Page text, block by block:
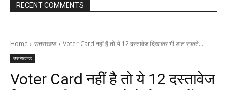
RECENT COMMENTS